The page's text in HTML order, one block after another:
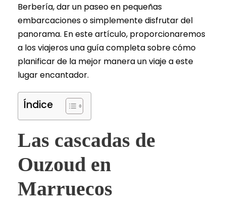
Berbería, dar un paseo en pequeñas
embarcaciones o simplemente disfrutar del
panorama. En este artículo, proporcionaremos
a los viajeros una guía completa sobre cómo
planificar de la mejor manera un viaje a este
lugar encantador.
Índice
Las cascadas de
Ouzoud en
Marruecos